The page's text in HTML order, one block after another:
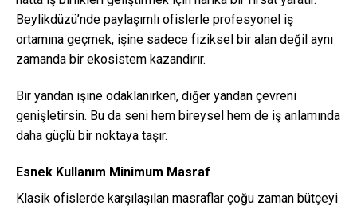
Beylikdüzü’nde paylaşımlı ofislerle profesyonel iş
ortamına geçmek, işine sadece fiziksel bir alan değil aynı
zamanda bir ekosistem kazandırır.
Bir yandan işine odaklanırken, diğer yandan çevreni
genişletirsin. Bu da seni hem bireysel hem de iş anlamında
daha güçlü bir noktaya taşır.
Esnek Kullanım Minimum Masraf
Klasik ofislerde karşılaşılan masraflar çoğu zaman bütçeyi